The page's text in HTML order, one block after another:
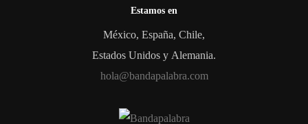
Estamos en
México, España, Chile,
Estados Unidos y Alemania.
hola@bandapalabra.com